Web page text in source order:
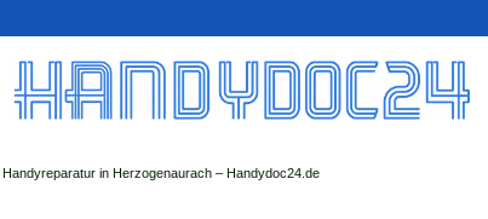
Handyreparatur in Herzogenaurach – Handydoc24.de